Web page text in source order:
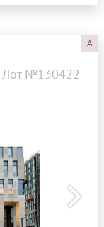
A
Лот №130422